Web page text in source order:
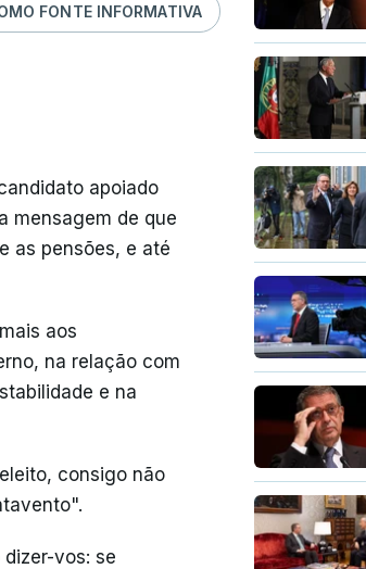
FONTE INFORMATIVA
apoiado
mensagem de que
as pensões, e até
aos
na relação com
e na
consigo não
vos: se